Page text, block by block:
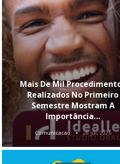
Mais De Mil
Realizados No Primeiro
Semestre Mostram A
Importância…
Comunicacao 28 jul, 2026